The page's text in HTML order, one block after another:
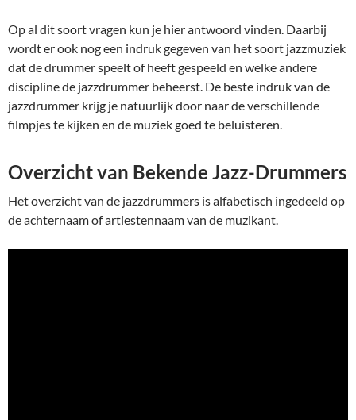
Op al dit soort vragen kun je hier antwoord vinden. Daarbij
wordt er ook nog een indruk gegeven van het soort jazzmuziek
dat de drummer speelt of heeft gespeeld en welke andere
discipline de jazzdrummer beheerst. De beste indruk van de
jazzdrummer krijg je natuurlijk door naar de verschillende
filmpjes te kijken en de muziek goed te beluisteren.
Overzicht van Bekende Jazz-Drummers
Het overzicht van de jazzdrummers is alfabetisch ingedeeld op
de achternaam of artiestennaam van de muzikant.